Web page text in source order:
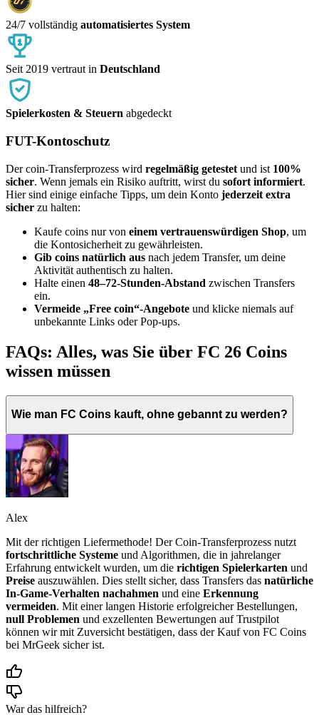
24/7 vollständig automatisiertes System
Seit 2019 vertraut in Deutschland
Spielerkosten & Steuern abgedeckt
FUT-Kontoschutz
Der coin-Transferprozess wird regelmäßig getestet und ist 100%
sicher. Wenn jemals ein Risiko auftritt, wirst du sofort informiert.
Hier sind einige einfache Tipps, um dein Konto jederzeit extra
sicher zu halten:
Kaufe coins nur von einem vertrauenswürdigen Shop, um
die Kontosicherheit zu gewährleisten.
Gib coins natürlich aus nach jedem Transfer, um deine
Aktivität authentisch zu halten.
Halte einen 48–72-Stunden-Abstand zwischen Transfers
ein.
Vermeide „Free coin“-Angebote und klicke niemals auf
unbekannte Links oder Pop-ups.
FAQs: Alles, was Sie über FC 26 Coins
wissen müssen
Wie man FC Coins kauft, ohne gebannt zu werden?
Alex
Mit der richtigen Liefermethode! Der Coin-Transferprozess nutzt
fortschrittliche Systeme und Algorithmen, die in jahrelanger
Erfahrung entwickelt wurden, um die richtigen Spielerkarten und
Preise auszuwählen. Dies stellt sicher, dass Transfers das natürliche
In-Game-Verhalten nachahmen und eine Erkennung
vermeiden. Mit einer langen Historie erfolgreicher Bestellungen,
null Problemen und exzellenten Bewertungen auf Trustpilot
können wir mit Zuversicht bestätigen, dass der Kauf von FC Coins
bei MrGeek sicher ist.
War das hilfreich?